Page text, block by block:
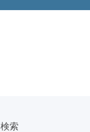
検索